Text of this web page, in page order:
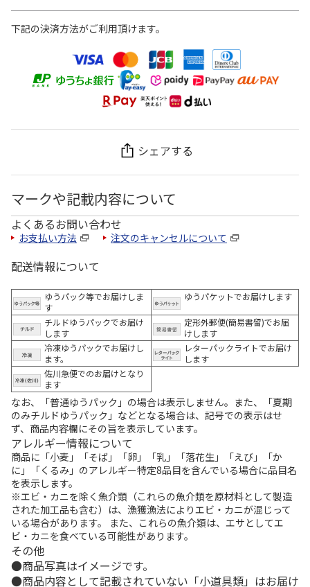
下記の決済方法がご利用頂けます。
シェアする
マークや記載内容について
よくあるお問い合わせ
お支払い方法 注文のキャンセルについて
配送情報について
ゆうパック等でお届けしま
す
ゆうパケットでお届けします
チルドゆうパックでお届け
します
定形外郵便(簡易書留)でお届
けします
冷凍ゆうパックでお届けし
ます。
レターパックライトでお届け
します
佐川急便でのお届けとなり
ます
なお、「普通ゆうパック」の場合は表示しません。また、「夏期
のみチルドゆうパック」などとなる場合は、記号での表示はせ
ず、商品内容欄にその旨を表示しています。
アレルギー情報について
商品に「小麦」「そば」「卵」「乳」「落花生」「えび」「か
に」「くるみ」のアレルギー特定8品目を含んでいる場合に品目名
を表示します。
※エビ・カニを除く魚介類（これらの魚介類を原材料として製造
された加工品も含む）は、漁獲漁法によりエビ・カニが混じって
いる場合があります。 また、これらの魚介類は、エサとしてエ
ビ・カニを食べている可能性があります。
その他
商品写真はイメージです。
商品内容として記載されていない「小道具類」はお届け